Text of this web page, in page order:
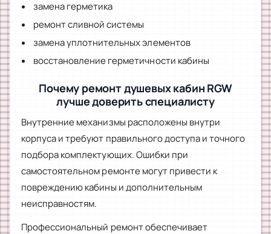
замена герметика
ремонт сливной системы
замена уплотнительных элементов
восстановление герметичности кабины
Почему ремонт душевых кабин RGW
лучше доверить специалисту
Внутренние механизмы расположены внутри
корпуса и требуют правильного доступа и точного
подбора комплектующих. Ошибки при
самостоятельном ремонте могут привести к
повреждению кабины и дополнительным
неисправностям.
Профессиональный ремонт обеспечивает